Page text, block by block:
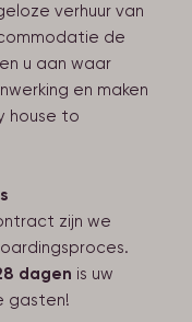
verhuur van
de
u aan waar
en maken
house to
zijn we
dagen is uw
gasten!